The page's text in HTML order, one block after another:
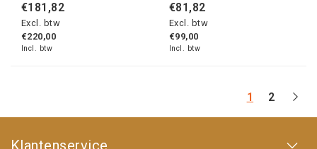
€181,82
Excl. btw
€220,00
Incl. btw
€81,82
Excl. btw
€99,00
Incl. btw
1 2
Klantenservice